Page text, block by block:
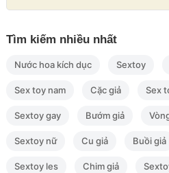
Tìm kiếm nhiều nhất
Nước hoa kích dục Sextoy
Sex toy nam Cặc giả Sex
Sextoy gay Bướm giả
Sextoy nữ Cu giả Buồi giả
Sextoy les Chim giả